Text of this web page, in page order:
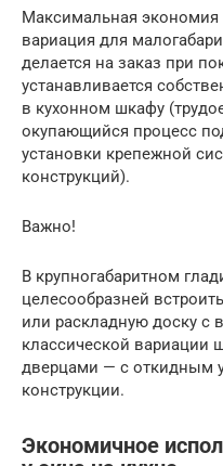
Максимальная
вариация для
делается на заказ при
устанавливается
в кухонном шкафу
окупающийся процесс
установки крепежной
конструкций).
Важно!
В крупногабаритном
целесообразней
или раскладную доску с
классической вариации
дверцами — с откидным
конструкции.
Экономичное